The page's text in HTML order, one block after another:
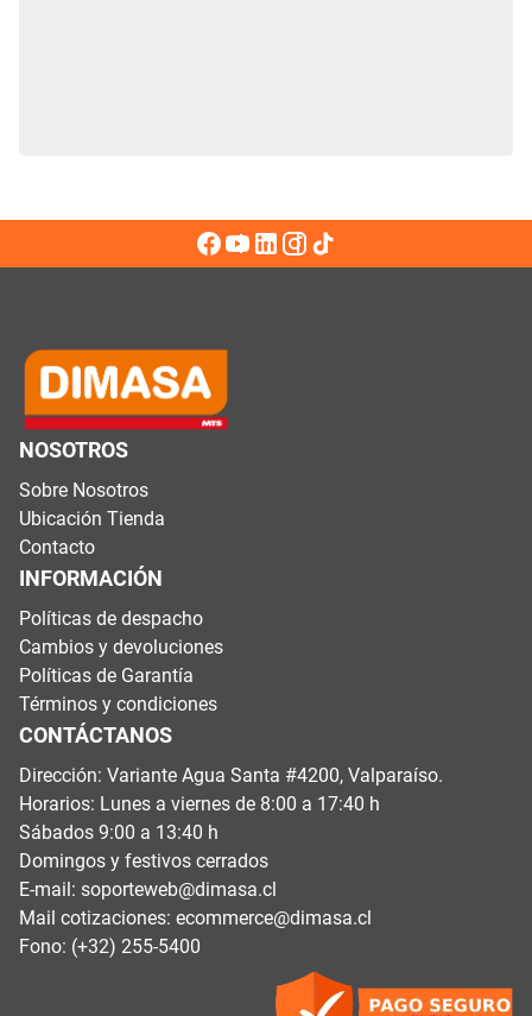
NOSOTROS
Sobre Nosotros
Ubicación Tienda
Contacto
INFORMACIÓN
Políticas de despacho
Cambios y devoluciones
Políticas de Garantía
Términos y condiciones
CONTÁCTANOS
Dirección: Variante Agua Santa #4200, Valparaíso.
Horarios: Lunes a viernes de 8:00 a 17:40 h
Sábados 9:00 a 13:40 h
Domingos y festivos cerrados
E-mail: soporteweb@dimasa.cl
Mail cotizaciones: ecommerce@dimasa.cl
Fono: (+32) 255-5400